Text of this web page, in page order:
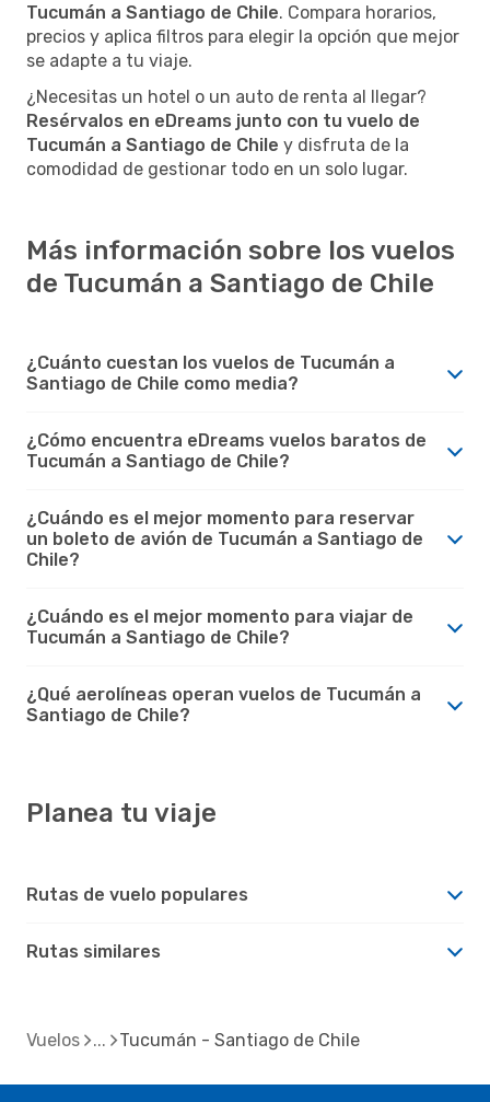
Tucumán a Santiago de Chile. Compara horarios,
precios y aplica filtros para elegir la opción que mejor
se adapte a tu viaje.
¿Necesitas un hotel o un auto de renta al llegar?
Resérvalos en eDreams junto con tu vuelo de
Tucumán a Santiago de Chile y disfruta de la
comodidad de gestionar todo en un solo lugar.
Más información sobre los vuelos
de Tucumán a Santiago de Chile
¿Cuánto cuestan los vuelos de Tucumán a
Santiago de Chile como media?
¿Cómo encuentra eDreams vuelos baratos de
Tucumán a Santiago de Chile?
¿Cuándo es el mejor momento para reservar
un boleto de avión de Tucumán a Santiago de
Chile?
¿Cuándo es el mejor momento para viajar de
Tucumán a Santiago de Chile?
¿Qué aerolíneas operan vuelos de Tucumán a
Santiago de Chile?
Planea tu viaje
Rutas de vuelo populares
Rutas similares
Vuelos Tucumán - Santiago de Chile